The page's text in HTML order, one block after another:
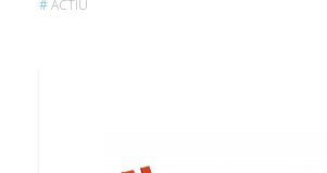
#ACTIU